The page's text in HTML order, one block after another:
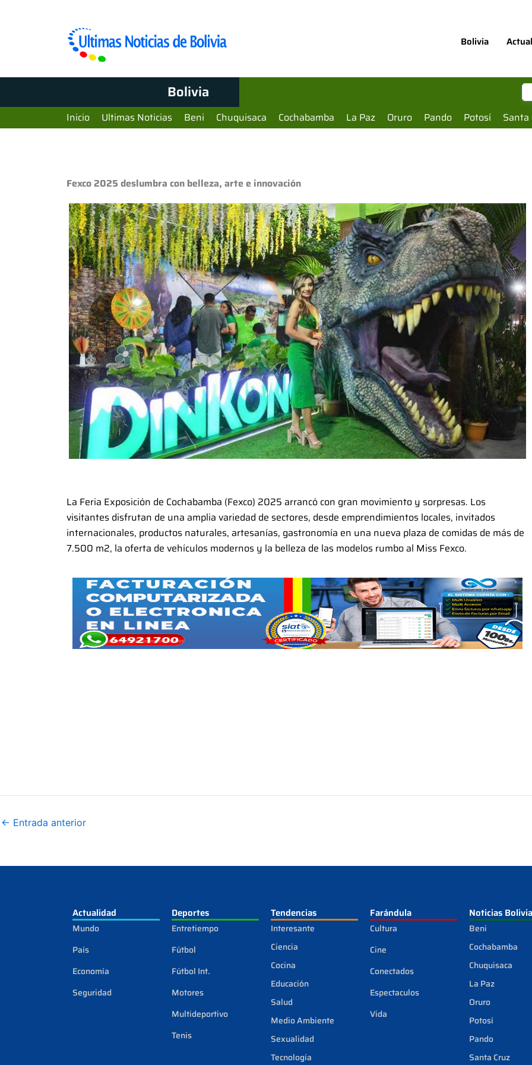
Bolivia
Bolivia
Inicio Ultimas Noticias Beni Chuquisaca Cochabamba La Paz Oruro Pando Potosí Santa
Fexco 2025 deslumbra con belleza, arte e innovación
La Feria Exposición de Cochabamba (Fexco) 2025 arrancó con gran movimiento y sorpresas. Los
visitantes disfrutan de una amplia variedad de sectores, desde emprendimientos locales, invitados
internacionales, productos naturales, artesanías, gastronomía en una nueva plaza de comidas de más de
7.500 m2, la oferta de vehículos modernos y la belleza de las modelos rumbo al Miss Fexco.
← Entrada anterior
Actualidad
Mundo
País
Economía
Seguridad
Deportes
Entretiempo
Fútbol
Fútbol Int.
Motores
Multideportivo
Tenis
Tendencias
Interesante
Ciencia
Cocina
Educación
Salud
Medio Ambiente
Sexualidad
Tecnología
Farándula
Cultura
Cine
Conectados
Espectaculos
Vida
Noticias Bolivia
Beni
Cochabamba
Chuquisaca
La Paz
Oruro
Potosí
Pando
Santa Cruz